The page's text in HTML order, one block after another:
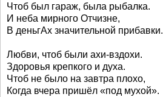
Чтоб был гараж, была рыбалка.
И неба мирного Отчизне,
В деньгАх значительной прибавки.
Любви, чтоб были ахи-вздохи.
Здоровья крепкого и духа.
Чтоб не было на завтра плохо,
Когда вчера пришёл «под мухой».